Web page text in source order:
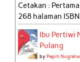
Cetakan :
268 halaman
Ibu Pertiwi
Pulang
byPepih Nugraha